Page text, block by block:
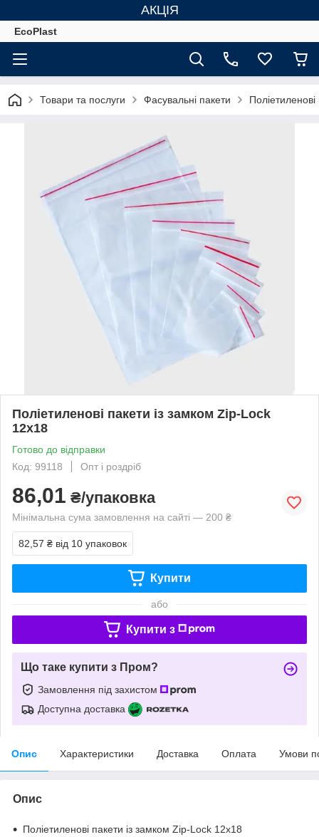
АКЦІЯ
EcoPlast
Товари та послуги Фасувальні пакети
Поліетиленові пакети із замком Zip-Lock
12х18
Готово до відправки
Код: 99118
Опт і роздріб
86,01 ₴/упаковка
Мінімальна сума замовлення на сайті — 200 ₴
82,57 ₴ від 10 упаковок
Купити
або
Купити з
Що таке купити з Пром?
Замовлення під захистом
Доступна доставка
Опис Характеристики Доставка Оплата Умови
Опис
Поліетиленові пакети із замком Zip-Lock 12х18